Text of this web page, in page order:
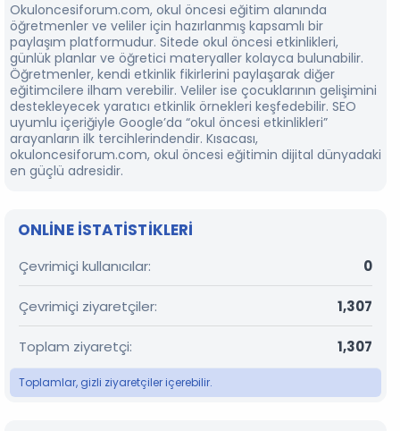
Okuloncesiforum.com, okul öncesi eğitim alanında
öğretmenler ve veliler için hazırlanmış kapsamlı bir
paylaşım platformudur. Sitede okul öncesi etkinlikleri,
günlük planlar ve öğretici materyaller kolayca bulunabilir.
Öğretmenler, kendi etkinlik fikirlerini paylaşarak diğer
eğitimcilere ilham verebilir. Veliler ise çocuklarının gelişimini
destekleyecek yaratıcı etkinlik örnekleri keşfedebilir. SEO
uyumlu içeriğiyle Google’da “okul öncesi etkinlikleri”
arayanların ilk tercihlerindendir. Kısacası,
okuloncesiforum.com, okul öncesi eğitimin dijital dünyadaki
en güçlü adresidir.
ONLINE ISTATISTIKLERI
Çevrimiçi kullanıcılar 0
Çevrimiçi ziyaretçiler 1,307
Toplam ziyaretçi 1,307
Toplamlar, gizli ziyaretçiler içerebilir.